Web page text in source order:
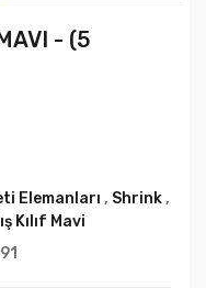
- (5
Elemanları , Shrink,
Kılıf Mavi